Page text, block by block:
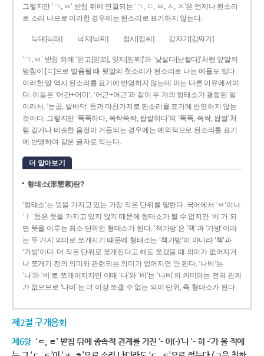
그렇지만 ‘ㄱ, ㅂ’ 받침 뒤에 연결되는 ‘ㄱ, ㄷ, ㅂ, ㅅ, ㅈ’은 언제나 된소리
로 소리 나므로 이러한 경우에는 된소리로 표기하지 않는다.
늑대[늑때] 낙지[낙찌] 접시[접씨] 갑자기[갑짜기]
‘ㄱ, ㅂ’ 받침 외에 ‘믿고[믿꼬], 잊지[읻찌]’와 ‘낯설다[낟썰다]’처럼 앞말의
받침이 [ㄷ]으로 발음될 때 뒷말의 첫소리가 된소리로 나는 예들도 있다.
이러한 말 역시 된소리를 표기에 반영하지 않는데 이는 다른 이유에서이
다. 이들은 ‘어간+어미’, ‘어근+어근’과 같이 두 개의 형태소가 결합된 말
이라서, ‘눈곱, 발바닥’ 등과 마찬가지로 된소리를 표기에 반영하지 않는
것이다. 그렇지만 ‘똑똑하다, 쓱싹쓱싹, 쌉쌀하다’의 ‘똑똑, 쓱싹, 쌉쌀’처
럼 같거나 비슷한 음절이 거듭되는 경우에는 예외적으로 된소리를 표기
에 반영하여 같은 글자로 적는다.
더 알아보기
형태소(形態素)란?
‘형태소’는 뜻을 가지고 있는 가장 작은 단위를 말한다. 국어에서 ‘ㅂ’이나
‘ㅣ’ 등은 뜻을 가지고 있지 않기 때문에 형태소가 될 수 없지만 ‘비’가 되
면 뜻을 이루는 최소 단위인 형태소가 된다. ‘책가방’은 ‘책’과 ‘가방’이라
는 두 가지 의미로 쪼개지기 때문에 형태소는 ‘책가방’이 아니라 ‘책’과
‘가방’이다. 더 작은 단위로 쪼개진다고 해도 쪼갰을 때 의미가 없어지거
나 쪼개기 전의 의미와 관련되는 의미가 없어지면 안 된다. ‘나비’는
‘나’와 ‘비’로 쪼개어지지만 이때 ‘나’와 ‘비’는 ‘나비’의 의미와는 전혀 관계
가 없으므로 ‘나비’는 더 이상 쪼갤 수 없는 의미 단위, 즉 형태소가 된다.
제2절 구개음화
제6항 ‘ㄷ, ㅌ’ 받침 뒤에 종속적 관계를 가진 ‘- 이(-)’나 ‘- 히 -’가 올 적에